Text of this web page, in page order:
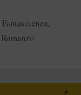
Fantascienza,
Romanzo